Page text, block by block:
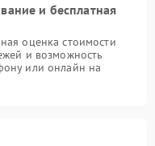
и бесплатная
оценка стоимости
и возможность
или онлайн на